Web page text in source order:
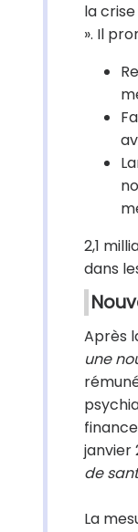
la
». Il
2,1
dans
Après
une
janvier
de
La